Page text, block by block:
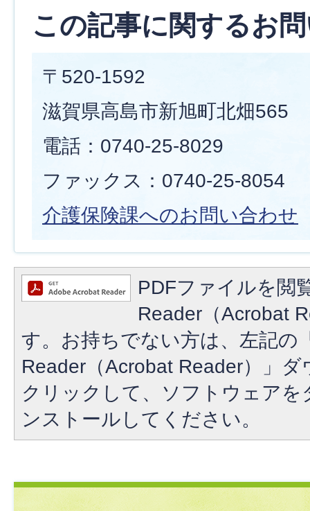
この記事に関するお
〒520-1592
滋賀県高島市新旭町北畑565
電話：0740-25-8029
ファックス：0740-25-8054
介護保険課へのお問い合わせ
PDFファイルを閲
Reader（Acrobat
す。お持ちでない方は、左記の
Reader（Acrobat Reader）」
クリックして、ソフトウェア
ンストールしてください。